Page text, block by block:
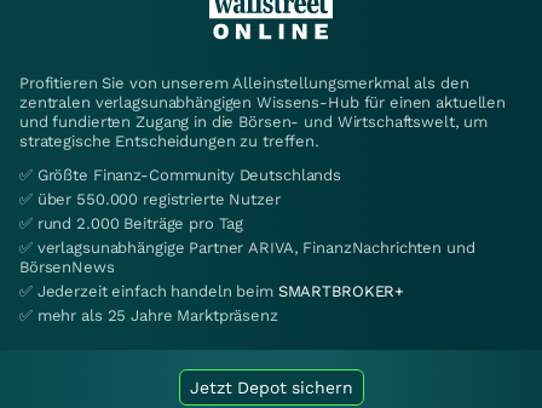
Profitieren Sie von unserem Alleinstellungsmerkmal als den
zentralen verlagsunabhängigen Wissens-Hub für einen aktuellen
und fundierten Zugang in die Börsen- und Wirtschaftswelt, um
strategische Entscheidungen zu treffen.
✅ Größte Finanz-Community Deutschlands
✅ über 550.000 registrierte Nutzer
✅ rund 2.000 Beiträge pro Tag
✅ verlagsunabhängige Partner ARIVA, FinanzNachrichten und
BörsenNews
✅ Jederzeit einfach handeln beim SMARTBROKER+
✅ mehr als 25 Jahre Marktpräsenz
Jetzt Depot sichern